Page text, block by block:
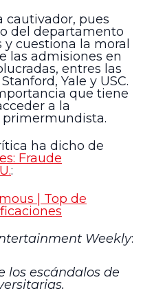
cautivador, pues
del departamento
cuestiona la moral
las admisiones en
entres las
Yale y USC.
que tiene
a la
ha dicho de
Fraude
:
| Top de
Weekly:
los escándalos de